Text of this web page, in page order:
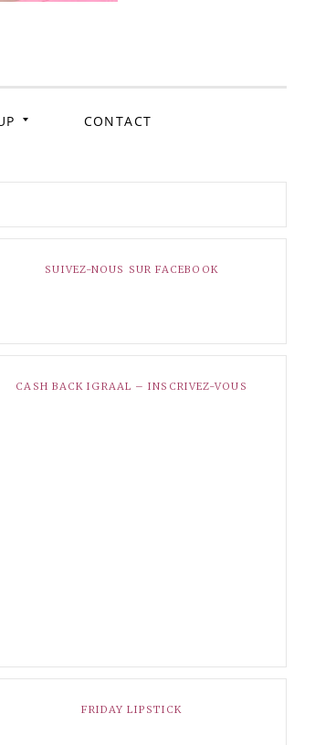
CONTACT
SUIVEZ-NOUS SUR FACEBOOK
CASH BACK IGRAAL – INSCRIVEZ-VOUS
FRIDAY LIPSTICK